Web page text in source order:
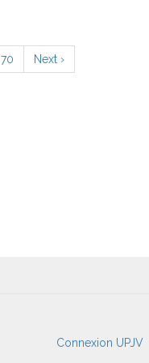
Page
70
Page
suivante
Next ›
Connexion UPJV